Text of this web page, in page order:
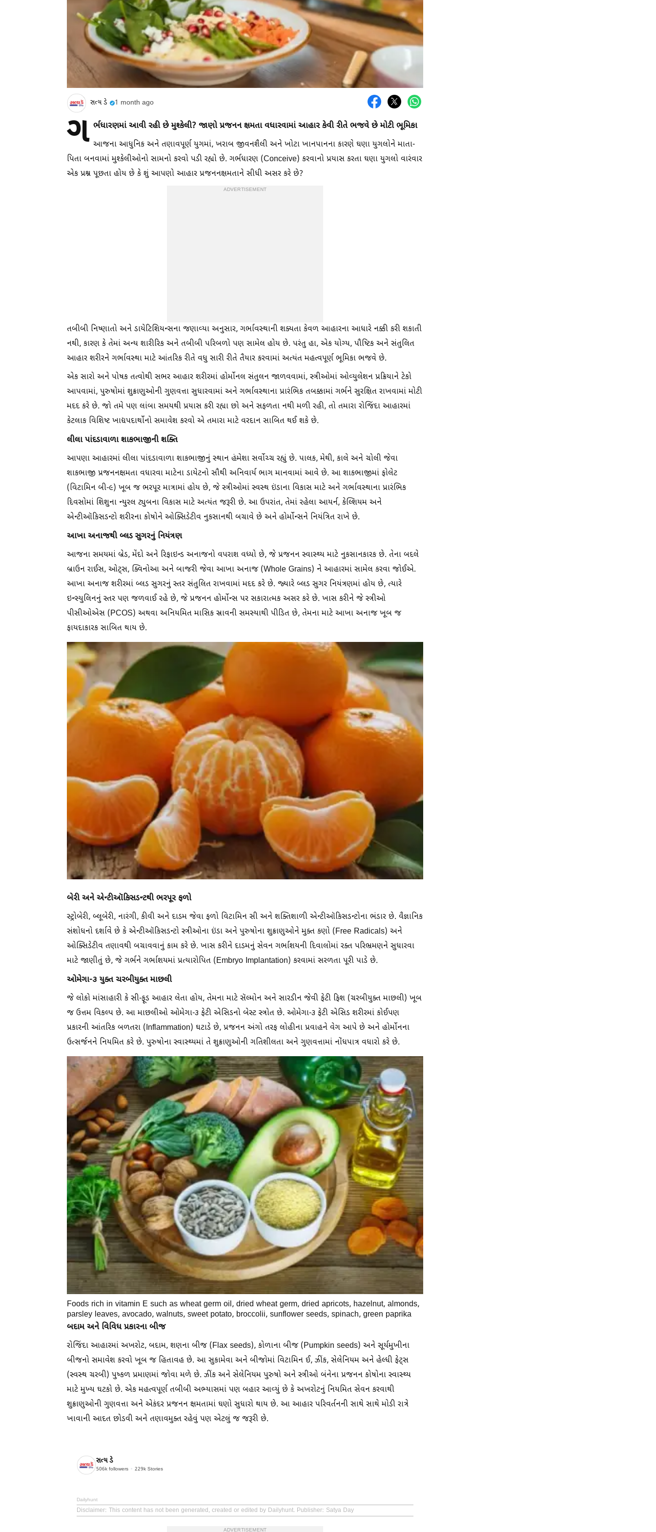
સત્ય ડે 1 month ago
ગ ર્ભધારણમાં આવી રહી છે મુશ્કેલી? જાણો પ્રજનન ક્ષમતા વધારવામાં આહાર કેવી રીતે ભજવે છે મોટી ભૂમિકા
આજના આધુનિક અને તણાવપૂર્ણ યુગમાં, ખરાબ જીવનશૈલી અને ખોટા ખાનપાનના કારણે ઘણા યુગલોને માતા-
પિતા બનવામાં મુશ્કેલીઓનો સામનો કરવો પડી રહ્યો છે. ગર્ભધારણ (Conceive) કરવાનો પ્રયાસ કરતા ઘણા યુગલો વારંવાર
એક પ્રશ્ન પૂછતા હોય છે કે શું આપણો આહાર પ્રજનનક્ષમતાને સીધી અસર કરે છે?
ADVERTISEMENT
તબીબી નિષ્ણાતો અને ડાયેટિશિયન્સના જણાવ્યા અનુસાર, ગર્ભાવસ્થાની શક્યતા કેવળ આહારના આધારે નક્કી કરી શકાતી
નથી, કારણ કે તેમાં અન્ય શારીરિક અને તબીબી પરિબળો પણ સામેલ હોય છે. પરંતુ હા, એક યોગ્ય, પૌષ્ટિક અને સંતુલિત
આહાર શરીરને ગર્ભાવસ્થા માટે આંતરિક રીતે વધુ સારી રીતે તૈયાર કરવામાં અત્યંત મહત્વપૂર્ણ ભૂમિકા ભજવે છે.
એક સારો અને પોષક તત્વોથી સભર આહાર શરીરમાં હોર્મોનલ સંતુલન જાળવવામાં, સ્ત્રીઓમાં ઓવ્યુલેશન પ્રક્રિયાને ટેકો
આપવામાં, પુરુષોમાં શુક્રાણુઓની ગુણવત્તા સુધારવામાં અને ગર્ભાવસ્થાના પ્રારંભિક તબક્કામાં ગર્ભને સુરક્ષિત રાખવામાં મોટી
મદદ કરે છે. જો તમે પણ લાંબા સમયથી પ્રયાસ કરી રહ્યા છો અને સફળતા નથી મળી રહી, તો તમારા રોજિંદા આહારમાં
કેટલાક વિશિષ્ટ ખાદ્યપદાર્થોનો સમાવેશ કરવો એ તમારા માટે વરદાન સાબિત થઈ શકે છે.
લીલા પાંદડાવાળા શાકભાજીની શક્તિ
આપણા આહારમાં લીલા પાંદડાવાળા શાકભાજીનું સ્થાન હંમેશા સર્વોચ્ચ રહ્યું છે. પાલક, મેથી, કાલે અને ચોલી જેવા
શાકભાજી પ્રજનનક્ષમતા વધારવા માટેના ડાયેટનો સૌથી અનિવાર્ય ભાગ માનવામાં આવે છે. આ શાકભાજીમાં ફોલેટ
(વિટામિન બી-૯) ખૂબ જ ભરપૂર માત્રામાં હોય છે, જે સ્ત્રીઓમાં સ્વસ્થ ઇંડાના વિકાસ માટે અને ગર્ભાવસ્થાના પ્રારંભિક
દિવસોમાં શિશુના ન્યુરલ ટ્યુબના વિકાસ માટે અત્યંત જરૂરી છે. આ ઉપરાંત, તેમાં રહેલા આયર્ન, કેલ્શિયમ અને
એન્ટીઑકિસડન્ટો શરીરના કોષોને ઓક્સિડેટીવ નુકસાનથી બચાવે છે અને હોર્મોન્સને નિયંત્રિત રાખે છે.
આખા અનાજથી બ્લડ સુગરનું નિયંત્રણ
આજના સમયમાં બ્રેડ, મેંદો અને રિફાઇન્ડ અનાજનો વપરાશ વધ્યો છે, જે પ્રજનન સ્વાસ્થ્ય માટે નુકસાનકારક છે. તેના બદલે
બ્રાઉન રાઈસ, ઓટ્સ, ક્વિનોઆ અને બાજરી જેવા આખા અનાજ (Whole Grains) ને આહારમાં સામેલ કરવા જોઈએ.
આખા અનાજ શરીરમાં બ્લડ સુગરનું સ્તર સંતુલિત રાખવામાં મદદ કરે છે. જ્યારે બ્લડ સુગર નિયંત્રણમાં હોય છે, ત્યારે
ઇન્સ્યુલિનનું સ્તર પણ જળવાઈ રહે છે, જે પ્રજનન હોર્મોન્સ પર સકારાત્મક અસર કરે છે. ખાસ કરીને જે સ્ત્રીઓ
પીસીઓએસ (PCOS) અથવા અનિયમિત માસિક સ્રાવની સમસ્યાથી પીડિત છે, તેમના માટે આખા અનાજ ખૂબ જ
ફાયદાકારક સાબિત થાય છે.
બેરી અને એન્ટીઑકિસડન્ટથી ભરપૂર ફળો
સ્ટ્રોબેરી, બ્લૂબેરી, નારંગી, કીવી અને દાડમ જેવા ફળો વિટામિન સી અને શક્તિશાળી એન્ટીઑકિસડન્ટોના ભંડાર છે. વૈજ્ઞાનિક
સંશોધનો દર્શાવે છે કે એન્ટીઑકિસડન્ટો સ્ત્રીઓના ઇંડા અને પુરુષોના શુક્રાણુઓને મુક્ત કણો (Free Radicals) અને
ઓક્સિડેટીવ તણાવથી બચાવવાનું કામ કરે છે. ખાસ કરીને દાડમનું સેવન ગર્ભાશયની દિવાલોમાં રક્ત પરિભ્રમણને સુધારવા
માટે જાણીતું છે, જે ગર્ભને ગર્ભાશયમાં પ્રત્યારોપિત (Embryo Implantation) કરવામાં સરળતા પૂરી પાડે છે.
ઓમેગા-૩ યુક્ત ચરબીયુક્ત માછલી
જે લોકો માંસાહારી કે સી-ફૂડ આહાર લેતા હોય, તેમના માટે સૅલ્મોન અને સારડીન જેવી ફેટી ફિશ (ચરબીયુક્ત માછલી) ખૂબ
જ ઉત્તમ વિકલ્પ છે. આ માછલીઓ ઓમેગા-૩ ફેટી એસિડનો બેસ્ટ સ્ત્રોત છે. ઓમેગા-૩ ફેટી એસિડ શરીરમાં કોઈપણ
પ્રકારની આંતરિક બળતરા (Inflammation) ઘટાડે છે, પ્રજનન અંગો તરફ લોહીના પ્રવાહને વેગ આપે છે અને હોર્મોનના
ઉત્સર્જનને નિયમિત કરે છે. પુરુષોના સ્વાસ્થ્યમાં તે શુક્રાણુઓની ગતિશીલતા અને ગુણવત્તામાં નોંધપાત્ર વધારો કરે છે.
Foods rich in vitamin E such as wheat germ oil, dried wheat germ, dried apricots, hazelnut, almonds,
parsley leaves, avocado, walnuts, sweet potato, broccolii, sunflower seeds, spinach, green paprika
બદામ અને વિવિધ પ્રકારના બીજ
રોજિંદા આહારમાં અખરોટ, બદામ, શણના બીજ (Flax seeds), કોળાના બીજ (Pumpkin seeds) અને સૂર્યમુખીના
બીજનો સમાવેશ કરવો ખૂબ જ હિતાવહ છે. આ સુકામેવા અને બીજોમાં વિટામિન ઈ, ઝીંક, સેલેનિયમ અને હેલ્ધી ફેટ્સ
(સ્વસ્થ ચરબી) પુષ્કળ પ્રમાણમાં જોવા મળે છે. ઝીંક અને સેલેનિયમ પુરુષો અને સ્ત્રીઓ બંનેના પ્રજનન કોષોના સ્વાસ્થ્ય
માટે મુખ્ય ઘટકો છે. એક મહત્વપૂર્ણ તબીબી અભ્યાસમાં પણ બહાર આવ્યું છે કે અખરોટનું નિયમિત સેવન કરવાથી
શુક્રાણુઓની ગુણવત્તા અને એકંદર પ્રજનન ક્ષમતામાં ઘણો સુધારો થાય છે. આ આહાર પરિવર્તનની સાથે સાથે મોડી રાત્રે
ખાવાની આદત છોડવી અને તણાવમુક્ત રહેવું પણ એટલું જ જરૂરી છે.
સત્ય ડે
506k followers 229k Stories
Dailyhunt
Disclaimer: This content has not been generated, created or edited by Dailyhunt. Publisher: Satya Day
ADVERTISEMENT